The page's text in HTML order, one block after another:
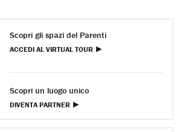
Scopri gli spazi del Parenti
ACCEDI AL VIRTUAL TOUR
Scopri un luogo unico
DIVENTA PARTNER